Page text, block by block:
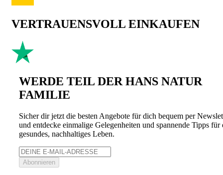
VERTRAUENSVOLL EINKAUFEN
WERDE TEIL DER HANS NATUR
FAMILIE
Sicher dir jetzt die besten Angebote für dich bequem per
und entdecke einmalige Gelegenheiten und spannende Tipps für
gesundes, nachhaltiges Leben.
Abonnieren